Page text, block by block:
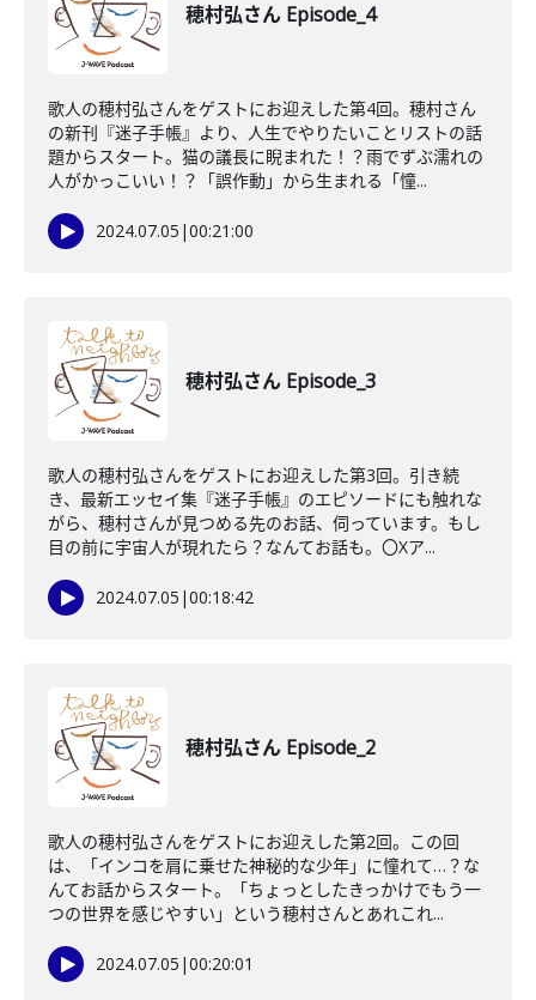
穂村弘さん Episode_4
歌人の穂村弘さんをゲストにお迎えした第4回。穂村さん
の新刊『迷子手帳』より、人生でやりたいことリストの話
題からスタート。猫の議長に睨まれた！？雨でずぶ濡れの
人がかっこいい！？「誤作動」から生まれる「憧...
2024.07.05 |00:21:00
穂村弘さん Episode_3
歌人の穂村弘さんをゲストにお迎えした第3回。引き続
き、最新エッセイ集『迷子手帳』のエピソードにも触れな
がら、穂村さんが見つめる先のお話、伺っています。もし
目の前に宇宙人が現れたら？なんてお話も。〇Xア...
2024.07.05 |00:18:42
穂村弘さん Episode_2
歌人の穂村弘さんをゲストにお迎えした第2回。この回
は、「インコを肩に乗せた神秘的な少年」に憧れて…？な
んてお話からスタート。「ちょっとしたきっかけでもう一
つの世界を感じやすい」という穂村さんとあれこれ...
2024.07.05 |00:20:01